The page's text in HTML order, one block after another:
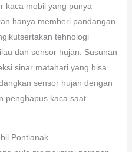
kaca mobil yang punya
hanya memberi pandangan
tehnologi
dan sensor hujan. Susunan
sinar matahari yang bisa
sensor hujan dengan
penghapus kaca saat
Pontianak